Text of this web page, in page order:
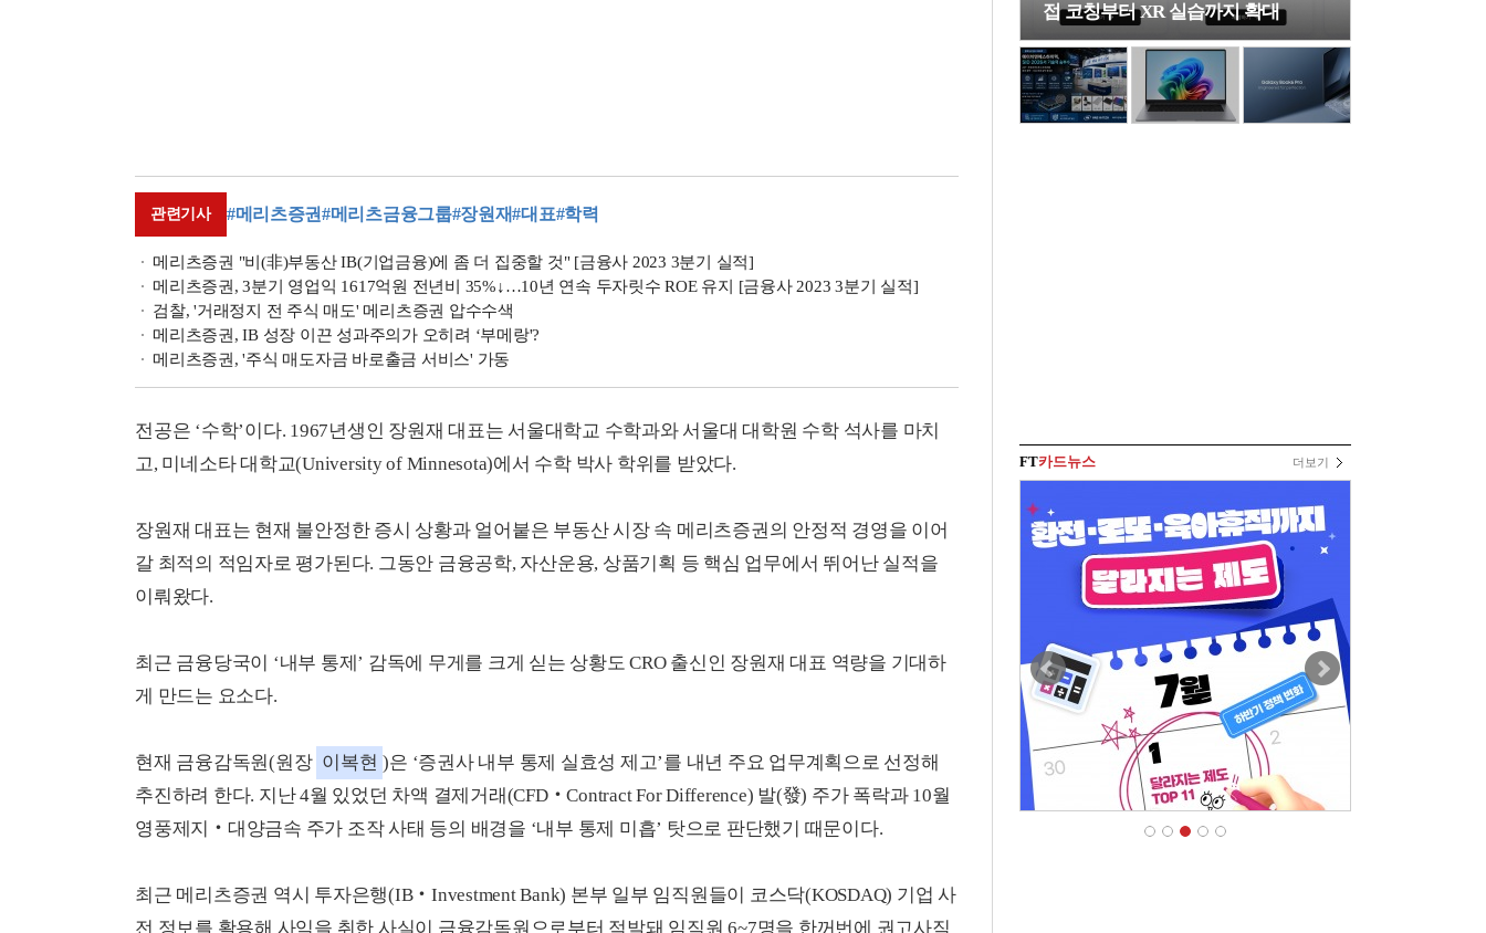
관련기사 #메리츠증권#메리츠금융그룹#장원재#대표#학력
메리츠증권 "비(非)부동산 IB(기업금융)에 좀 더 집중할 것" [금융사 2023 3분기 실적]
메리츠증권, 3분기 영업익 1617억원 전년비 35%↓…10년 연속 두자릿수 ROE 유지 [금융사 2023 3분기 실적]
검찰, '거래정지 전 주식 매도' 메리츠증권 압수수색
메리츠증권, IB 성장 이끈 성과주의가 오히려 ‘부메랑'?
메리츠증권, '주식 매도자금 바로출금 서비스' 가동
전공은 ‘수학’이다. 1967년생인 장원재 대표는 서울대학교 수학과와 서울대 대학원 수학 석사를 마치
고, 미네소타 대학교(University of Minnesota)에서 수학 박사 학위를 받았다.
장원재 대표는 현재 불안정한 증시 상황과 얼어붙은 부동산 시장 속 메리츠증권의 안정적 경영을 이어
갈 최적의 적임자로 평가된다. 그동안 금융공학, 자산운용, 상품기획 등 핵심 업무에서 뛰어난 실적을
이뤄왔다.
최근 금융당국이 ‘내부 통제’ 감독에 무게를 크게 싣는 상황도 CRO 출신인 장원재 대표 역량을 기대하
게 만드는 요소다.
현재 금융감독원(원장 이복현 )은 ‘증권사 내부 통제 실효성 제고’를 내년 주요 업무계획으로 선정해
추진하려 한다. 지난 4월 있었던 차액 결제거래(CFD‧Contract For Difference) 발(發) 주가 폭락과 10월
영풍제지‧대양금속 주가 조작 사태 등의 배경을 ‘내부 통제 미흡’ 탓으로 판단했기 때문이다.
최근 메리츠증권 역시 투자은행(IB‧Investment Bank) 본부 일부 임직원들이 코스닥(KOSDAQ) 기업 사
전 정보를 활용해 사익을 취한 사실이 금융감독원으로부터 적발돼 임직원 6~7명을 한꺼번에 권고사직
접 코칭부터 XR 실습까지 확대
FT카드뉴스 더보기